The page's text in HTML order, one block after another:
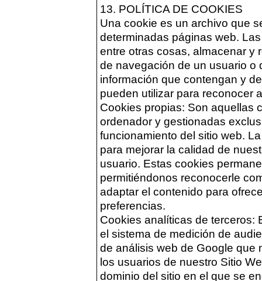
13. POLÍTICA DE COOKIES
Una cookie es un archivo que
determinadas páginas web.
entre otras cosas, almacenar y
de navegación de un usuario o
información que contengan y
pueden utilizar para reconocer
Cookies propias: Son aquellas
ordenador y gestionadas
funcionamiento del sitio web.
para mejorar la calidad de
usuario. Estas cookies
permitiéndonos reconocerle
adaptar el contenido para
preferencias.
Cookies analíticas de terceros:
el sistema de medición de
de análisis web de Google que
los usuarios de nuestro Sitio
dominio del sitio en el que se